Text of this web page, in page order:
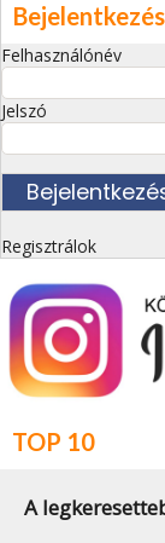
Bejelentkezés
Felhasználónév
Jelszó
Regisztrálok
TOP 10
A